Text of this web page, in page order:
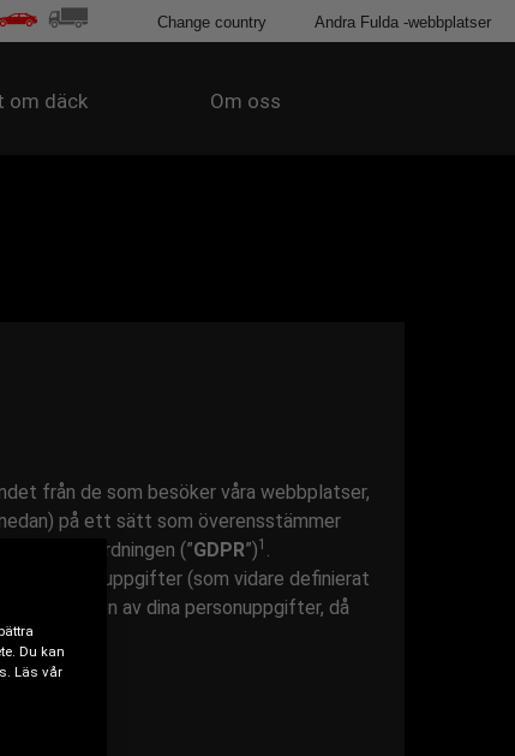
om däck Om oss
Change country Andra Fulda -webbplatser
från de som besöker våra webbplatser,
på ett sätt som överensstämmer
(”GDPR”)1 .
personuppgifter (som vidare definierat
av dina personuppgifter, då
Du kan
Läs vår